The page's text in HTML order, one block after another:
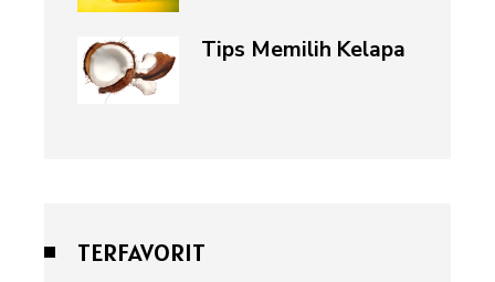
Tips Memilih Kelapa
TERFAVORIT